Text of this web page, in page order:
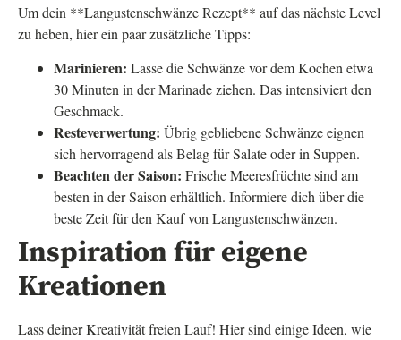
Um dein **Langustenschwänze Rezept** auf das nächste Level
zu heben, hier ein paar zusätzliche Tipps:
Marinieren: Lasse die Schwänze vor dem Kochen etwa
30 Minuten in der Marinade ziehen. Das intensiviert den
Geschmack.
Resteverwertung: Übrig gebliebene Schwänze eignen
sich hervorragend als Belag für Salate oder in Suppen.
Beachten der Saison: Frische Meeresfrüchte sind am
besten in der Saison erhältlich. Informiere dich über die
beste Zeit für den Kauf von Langustenschwänzen.
Inspiration für eigene
Kreationen
Lass deiner Kreativität freien Lauf! Hier sind einige Ideen, wie